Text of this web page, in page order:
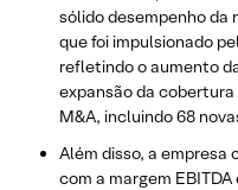
sólido desempenho da
que foi impulsionado
refletindo o aumento
expansão da
M&A, incluindo 68
Além disso, a empresa
com a margem EBITDA